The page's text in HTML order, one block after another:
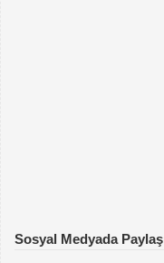
Sosyal Medyada Paylaş